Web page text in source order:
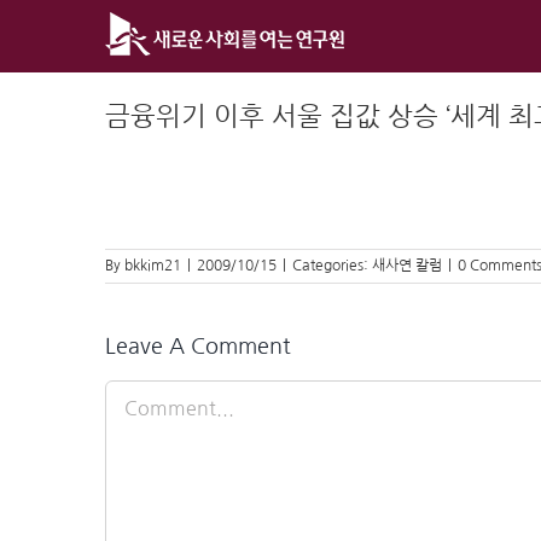
금융위기 이후 서울 집값 상승 ‘세계 최
By bkkim21 2009/10/15 Categories: 새사연 칼럼 0 Comments
Leave A Comment